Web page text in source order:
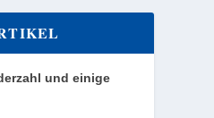
und einige